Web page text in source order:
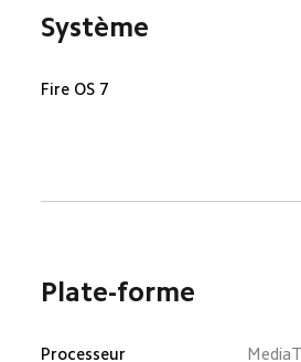
Système
Fire OS 7
Plate-forme
Processeur